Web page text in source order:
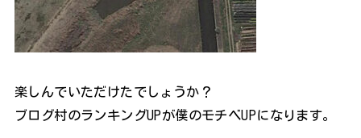
楽しんでいただけたでしょうか？
ブログ村のランキングUPが僕のモチベUPになります。